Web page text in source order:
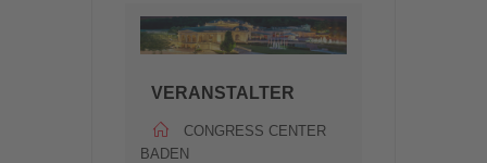
VERANSTALTER
CONGRESS CENTER
BADEN